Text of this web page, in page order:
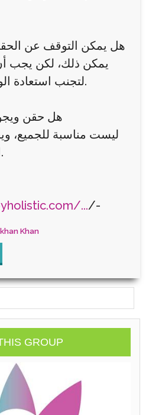
هل يمكن التوقف عن
يمكن ذلك، لكن يجب
لتجنب استعادة الوزن، ويفضل المتابعة.
هل حقن
ليست مناسبة للجميع،
البدء لضمان السلامة.
.../-
Khan
GROUP